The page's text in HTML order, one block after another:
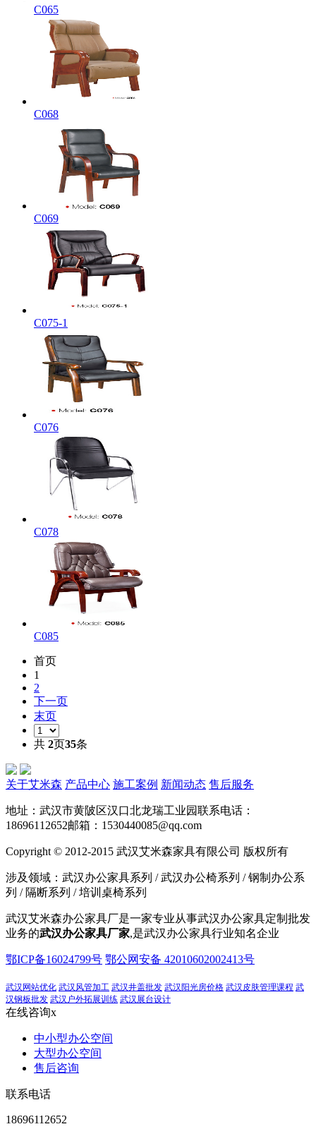
C065
C068
C069
C075-1
C076
C078
C085
首页
1
2
下一页
末页
共 2页35条
关于艾米森 产品中心 施工案例 新闻动态 售后服务
地址：武汉市黄陂区汉口北龙瑞工业园联系电话：
18696112652邮箱：1530440085@qq.com
Copyright © 2012-2015 武汉艾米森家具有限公司 版权所有
涉及领域：武汉办公家具系列 / 武汉办公椅系列 / 钢制办公系
列 / 隔断系列 / 培训桌椅系列
武汉艾米森办公家具厂是一家专业从事武汉办公家具定制批发
业务的武汉办公家具厂家,是武汉办公家具行业知名企业
鄂ICP备16024799号 鄂公网安备 42010602002413号
武汉网站优化 武汉风管加工 武汉井盖批发 武汉阳光房价格 武汉皮肤管理课程 武
汉钢板批发 武汉户外拓展训练 武汉展台设计
在线咨询x
中小型办公空间
大型办公空间
售后咨询
联系电话
18696112652